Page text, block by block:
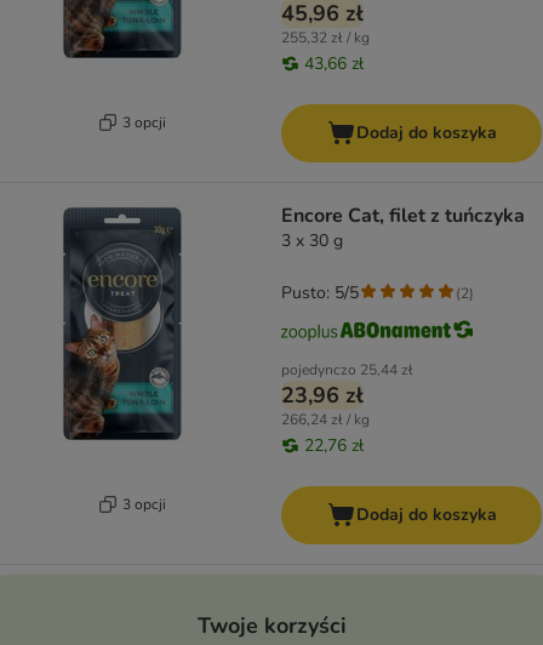
3 opcji
45,96 zł
255,32 zł / kg
43,66 zł
Dodaj do koszyka
3 opcji
Encore Cat, filet z tuńczyka
3 x 30 g
pojedynczo 25,44 zł
23,96 zł
266,24 zł / kg
22,76 zł
Pusto: 5/5 (2)
Dodaj do koszyka
Twoje korzyści